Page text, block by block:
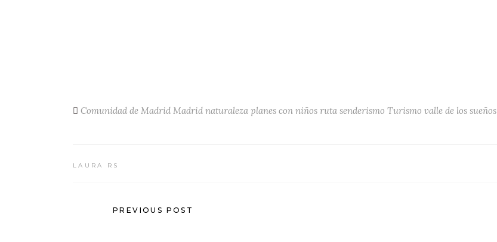
Comunidad de Madrid Madrid naturaleza planes con niños ruta senderismo Turismo valle de los sueños
LAURA RS
PREVIOUS POST